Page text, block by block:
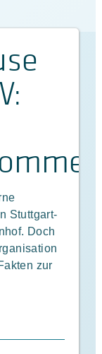
Stuttgart-
Doch
zur